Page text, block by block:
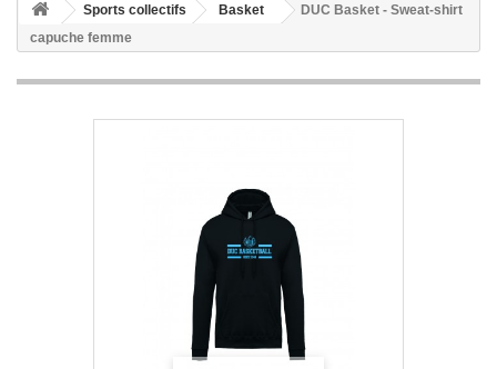
Sports collectifs Basket
DUC Basket - Sweat-shirt
capuche femme